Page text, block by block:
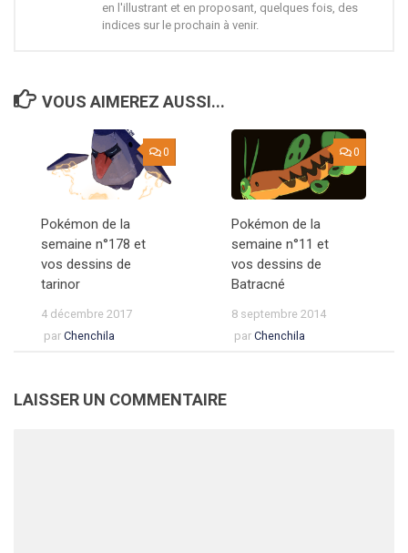
en l'illustrant et en proposant, quelques fois, des
indices sur le prochain à venir.
VOUS AIMEREZ AUSSI...
0
Pokémon de la
semaine n°178 et
vos dessins de
tarinor
4 décembre 2017
par Chenchila
0
Pokémon de la
semaine n°11 et
vos dessins de
Batracné
8 septembre 2014
par Chenchila
LAISSER UN COMMENTAIRE